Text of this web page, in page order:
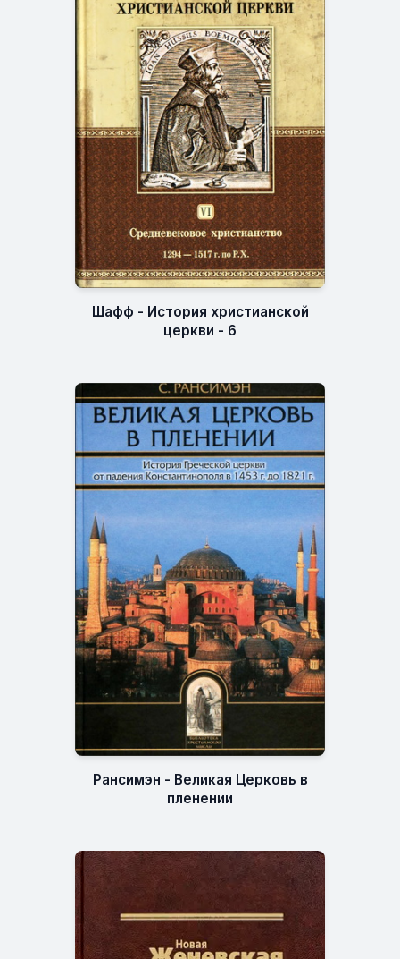
Шафф - История христианской
церкви - 6
Рансимэн - Великая Церковь в
пленении